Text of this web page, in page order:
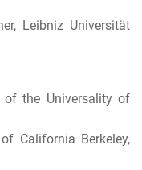
Leibniz Universität
of the Universality of
California Berkeley,